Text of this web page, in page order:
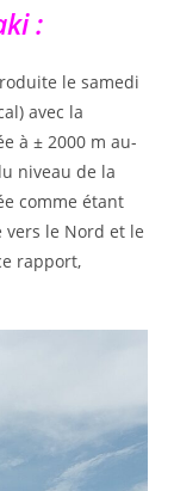
:
le samedi
avec la
à ± 2000 m au-
niveau de la
comme étant
vers le Nord et le
rapport,